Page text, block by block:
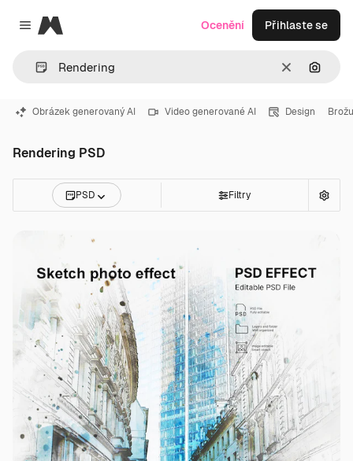
Close menu
Magnific
ZrušitHledat
Ocenění Přihlaste se
Obrázek generovaný AI Video generované AI Design
Rendering PSD
PSD Filtry